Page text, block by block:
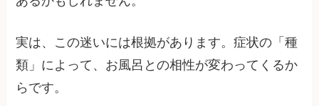
実は、この迷いには根拠があります。症状の「種
類」によって、お風呂との相性が変わってくるか
らです。